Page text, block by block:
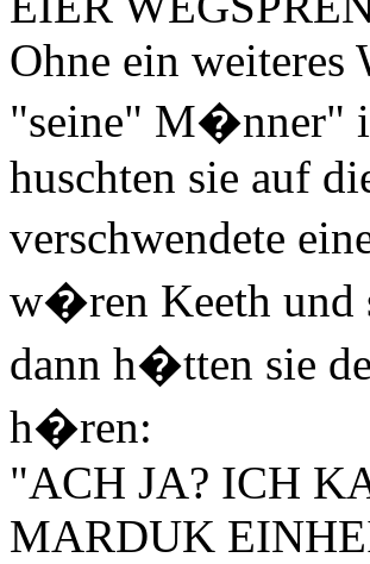
Ohne ein weiteres
"seine" M�nner"
huschten sie auf
verschwendete
w�ren Keeth und
dann h�tten sie
h�ren:
"ACH JA? ICH
MARDUK